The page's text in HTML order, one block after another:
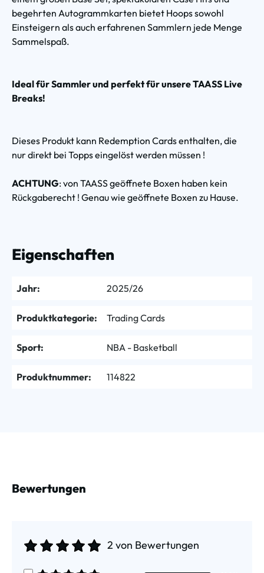
begehrten Autogrammkarten bietet Hoops sowohl
Einsteigern als auch erfahrenen Sammlern jede Menge
Sammelspaß.
Ideal für Sammler und perfekt für unsere TAASS Live
Breaks!
Dieses Produkt kann Redemption Cards enthalten, die
nur direkt bei Topps eingelöst werden müssen !
ACHTUNG: von TAASS geöffnete Boxen haben kein
Rückgaberecht ! Genau wie geöffnete Boxen zu Hause.
Eigenschaften
Jahr: 2025/26
Produktkategorie: Trading Cards
Sport: NBA - Basketball
Produktnummer: 114822
Bewertungen
2 von Bewertungen